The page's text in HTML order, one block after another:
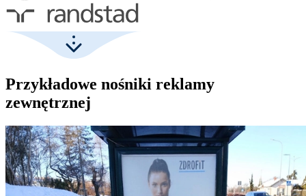
Przykładowe nośniki reklamy
zewnętrznej